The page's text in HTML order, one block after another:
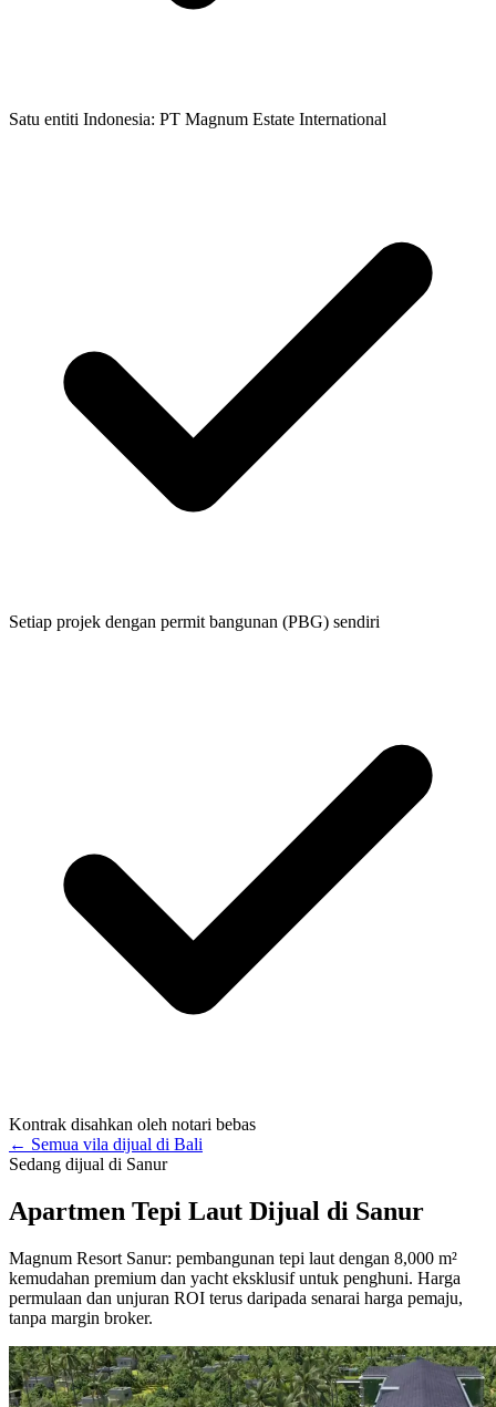
Satu entiti Indonesia: PT Magnum Estate International
Setiap projek dengan permit bangunan (PBG) sendiri
Kontrak disahkan oleh notari bebas
← Semua vila dijual di Bali
Sedang dijual di Sanur
Apartmen Tepi Laut Dijual di Sanur
Magnum Resort Sanur: pembangunan tepi laut dengan 8,000 m²
kemudahan premium dan yacht eksklusif untuk penghuni. Harga
permulaan dan unjuran ROI terus daripada senarai harga pemaju,
tanpa margin broker.